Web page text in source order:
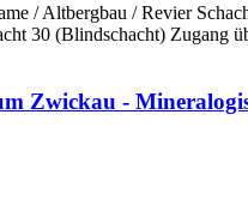
/ Altbergbau / Revier
30 (Blindschacht) Zugang
Zwickau -